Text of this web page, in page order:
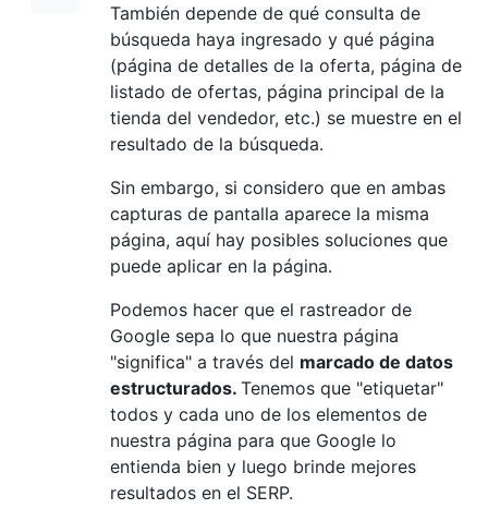
También depende de qué consulta de
búsqueda haya ingresado y qué página
(página de detalles de la oferta, página de
listado de ofertas, página principal de la
tienda del vendedor, etc.) se muestre en el
resultado de la búsqueda.
Sin embargo, si considero que en ambas
capturas de pantalla aparece la misma
página, aquí hay posibles soluciones que
puede aplicar en la página.
Podemos hacer que el rastreador de
Google sepa lo que nuestra página
"significa" a través del marcado de datos
estructurados. Tenemos que "etiquetar"
todos y cada uno de los elementos de
nuestra página para que Google lo
entienda bien y luego brinde mejores
resultados en el SERP.